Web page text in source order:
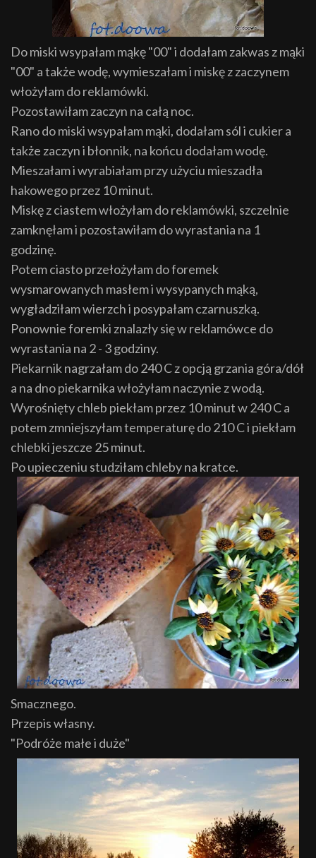
Do miski wsypałam mąkę "00" i dodałam zakwas z mąki
"00" a także wodę, wymieszałam i miskę z zaczynem
włożyłam do reklamówki.
Pozostawiłam zaczyn na całą noc.
Rano do miski wsypałam mąki, dodałam sól i cukier a
także zaczyn i błonnik, na końcu dodałam wodę.
Mieszałam i wyrabiałam przy użyciu mieszadła
hakowego przez 10 minut.
Miskę z ciastem włożyłam do reklamówki, szczelnie
zamknęłam i pozostawiłam do wyrastania na 1
godzinę.
Potem ciasto przełożyłam do foremek
wysmarowanych masłem i wysypanych mąką,
wygładziłam wierzch i posypałam czarnuszką.
Ponownie foremki znalazły się w reklamówce do
wyrastania na 2 - 3 godziny.
Piekarnik nagrzałam do 240 C z opcją grzania góra/dół
a na dno piekarnika włożyłam naczynie z wodą.
Wyrośnięty chleb piekłam przez 10 minut w 240 C a
potem zmniejszyłam temperaturę do 210 C i piekłam
chlebki jeszcze 25 minut.
Po upieczeniu studziłam chleby na kratce.
Smacznego.
Przepis własny.
"Podróże małe i duże"